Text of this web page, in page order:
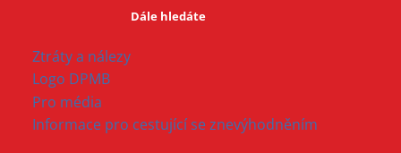
Dále hledáte
Ztráty a nálezy
Logo DPMB
Pro média
Informace pro cestující se znevýhodněním